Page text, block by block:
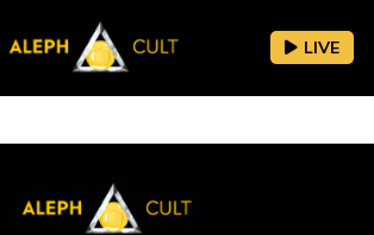
LIVE